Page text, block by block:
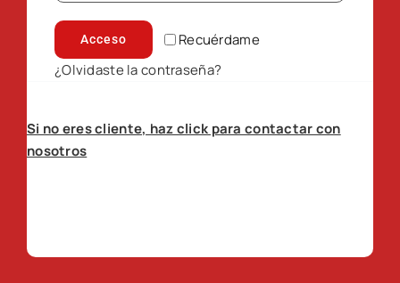
Recuérdame
Acceso
¿Olvidaste la contraseña?
Si no eres cliente, haz click para contactar con
nosotros